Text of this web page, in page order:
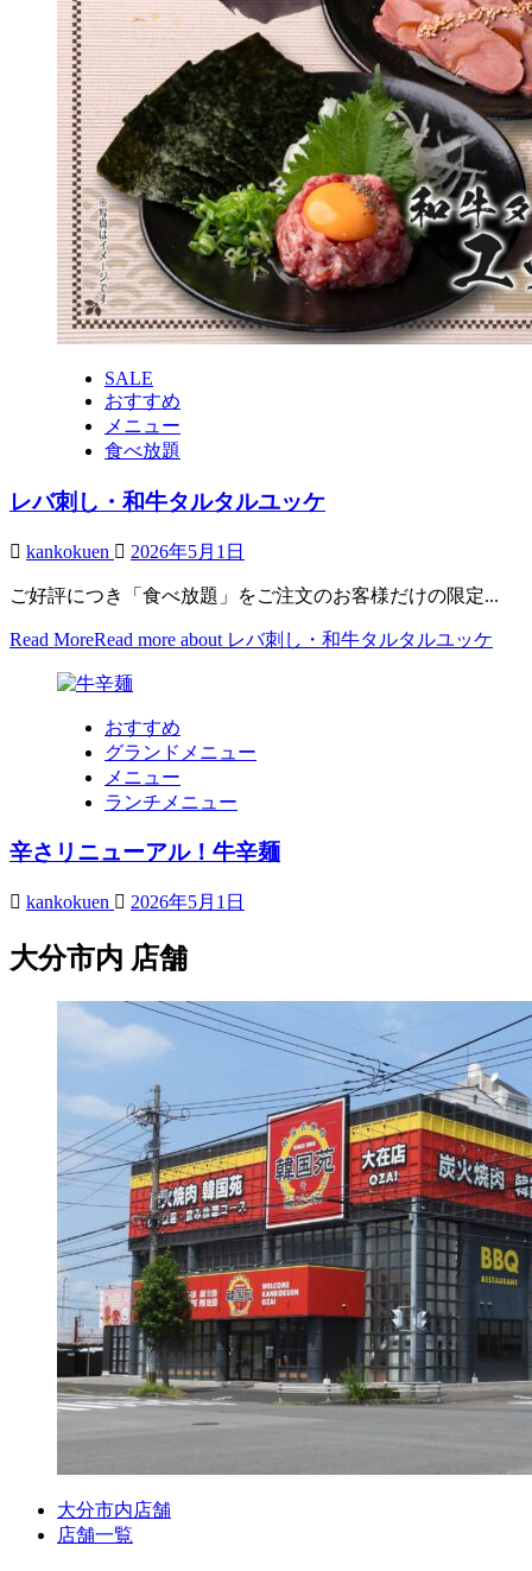
SALE
おすすめ
メニュー
食べ放題
レバ刺し・和牛タルタルユッケ
kankokuen 2026年5月1日
ご好評につき「食べ放題」をご注文のお客様だけの限定...
Read MoreRead more about レバ刺し・和牛タルタルユッケ
おすすめ
グランドメニュー
メニュー
ランチメニュー
辛さリニューアル！牛辛麺
kankokuen 2026年5月1日
大分市内 店舗
大分市内店舗
店舗一覧